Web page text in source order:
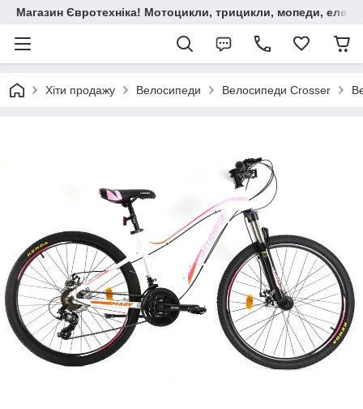
Магазин Євротехніка! Мотоцикли, трицикли, мопеди,
Хіти продажу Велосипеди Велосипеди Crosser